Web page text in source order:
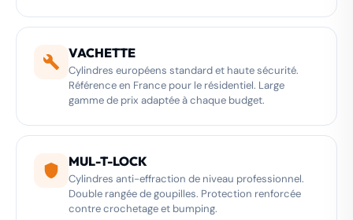
VACHETTE
Cylindres européens standard et haute sécurité.
Référence en France pour le résidentiel. Large
gamme de prix adaptée à chaque budget.
MUL-T-LOCK
Cylindres anti-effraction de niveau professionnel.
Double rangée de goupilles. Protection renforcée
contre crochetage et bumping.